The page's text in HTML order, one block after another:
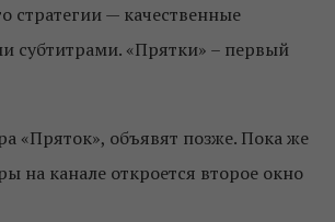
стратегии — качественные
субтитрами. «Прятки» – первый
«Пряток», объявят позже. Пока же
на канале откроется второе окно